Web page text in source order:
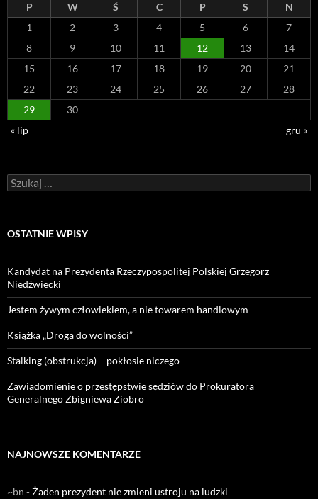
P W Ś C P S
N
1
2 3 4 5 6
7
8
9 10 11 12 13
14
15
16 17 18 19 20
21
22
23 24 25 26 27
28
29
30
« lip
gru »
Szukaj:
OSTATNIE WPISY
Kandydat na Prezydenta Rzeczypospolitej Polskiej Grzegorz
Niedźwiecki
Jestem żywym człowiekiem, a nie towarem handlowym
Książka „Droga do wolności”
Stalking (obstrukcja) – pokłosie niczego
Zawiadomienie o przestępstwie sędziów do Prokuratora
Generalnego Zbigniewa Ziobro
NAJNOWSZE KOMENTARZE
~bn -Żaden prezydent nie zmieni ustroju na ludzki